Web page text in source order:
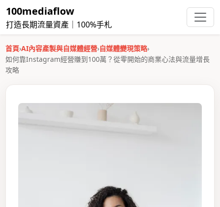
100mediaflow
打造長期流量資產｜100%手札
首頁›AI內容產製與自媒體經營›自媒體變現策略›
如何靠Instagram經營賺到100萬？從零開始的商業心法與流量增長
攻略